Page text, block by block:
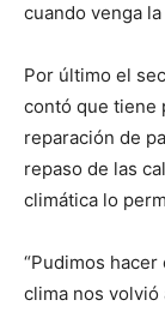
cuando venga
Por último el
contó que tiene
reparación de
repaso de las
climática lo
“Pudimos
clima nos volvió